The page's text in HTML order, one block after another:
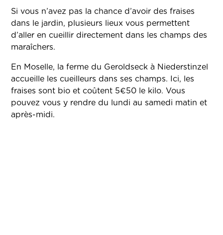
Si vous n’avez pas la chance d’avoir des fraises
dans le jardin, plusieurs lieux vous permettent
d’aller en cueillir directement dans les champs des
maraîchers.
En Moselle, la ferme du Geroldseck à Niederstinzel
accueille les cueilleurs dans ses champs. Ici, les
fraises sont bio et coûtent 5€50 le kilo. Vous
pouvez vous y rendre du lundi au samedi matin et
après-midi.